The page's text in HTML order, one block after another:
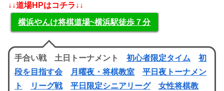
↓↓道場HPはコチラ↓↓
横浜やんけ将棋道場~横浜駅徒歩７分
手合い戦 土日トーナメント 初心者限定タイム
初
段を目指す会
月曜夜・将棋教室
平日夜トーナメン
ト
リーグ戦 平日限定シニアリーグ
女性将棋教